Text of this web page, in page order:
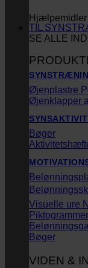
SE ALLE
TIL
Øjenplastre
Øjenklapper
Bøger
Visuelle ure
Piktogrammer
Bøger
VIDEN &